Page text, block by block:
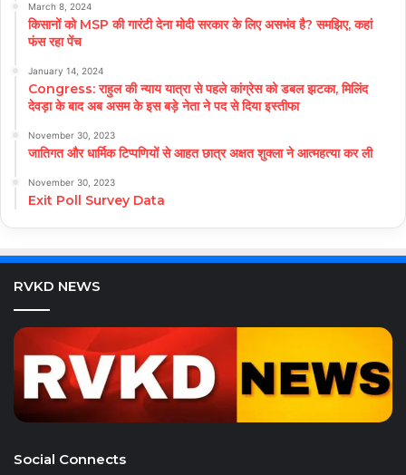
March 8, 2024
किसानों को MSP की गारंटी देना मोदी सरकार के लिए असभंव है? समझिए, कहां
फंस रहा पेंच
January 14, 2024
Congress: राहुल की न्याय यात्रा से पहले कांग्रेस को डबल झटका, मिलिंद
देवड़ा के बाद अब असम के इस बड़े नेता ने पद से दिया इस्तीफा
November 30, 2023
जातिगत और धार्मिक टिप्पणियों से आहत छात्र अक्षत शुक्ला ने आत्महत्या कर ली
November 30, 2023
Exit Poll Survey Data
RVKD NEWS
Social Connects